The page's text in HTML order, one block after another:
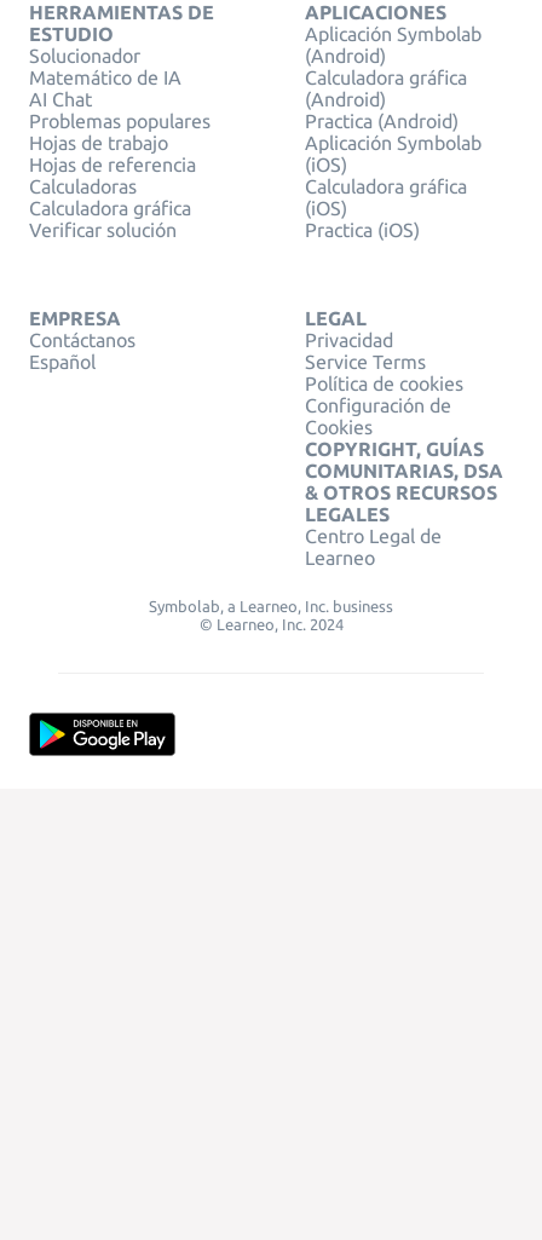
HERRAMIENTAS DE
ESTUDIO
Solucionador
Matemático de IA
AI Chat
Problemas populares
Hojas de trabajo
Hojas de referencia
Calculadoras
Calculadora gráfica
Verificar solución
APLICACIONES
Aplicación Symbolab
(Android)
Calculadora gráfica
(Android)
Practica (Android)
Aplicación Symbolab
(iOS)
Calculadora gráfica
(iOS)
Practica (iOS)
EMPRESA
Contáctanos
Español
LEGAL
Privacidad
Service Terms
Política de cookies
Configuración de
Cookies
COPYRIGHT, GUÍAS
COMUNITARIAS, DSA
& OTROS RECURSOS
LEGALES
Centro Legal de
Learneo
Symbolab, a Learneo, Inc. business
© Learneo, Inc. 2024